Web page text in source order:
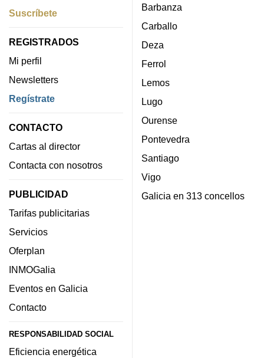
Suscríbete
REGISTRADOS
Mi perfil
Newsletters
Regístrate
CONTACTO
Cartas al director
Contacta con nosotros
PUBLICIDAD
Tarifas publicitarias
Servicios
Oferplan
INMOGalia
Eventos en Galicia
Contacto
RESPONSABILIDAD SOCIAL
Eficiencia energética
Barbanza
Carballo
Deza
Ferrol
Lemos
Lugo
Ourense
Pontevedra
Santiago
Vigo
Galicia en 313 concellos